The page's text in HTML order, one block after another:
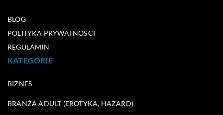
BLOG
POLITYKA PRYWATNOŚCI
REGULAMIN
KATEGORIE
BIZNES
BRANŻA ADULT (EROTYKA, HAZARD)